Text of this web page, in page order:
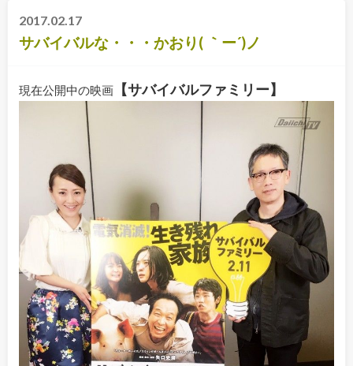
2017.02.17
サバイバルな・・・かおり( ｀ー´)ノ
現在公開中の映画【サバイバルファミリー】